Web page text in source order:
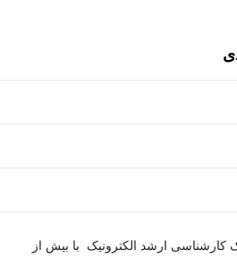
کامپیوتر چگونه آن را اجرا می‌کند.
که ما آن‌ها را به پردازنده یاد
همه برنامه‌نویسانی است که
ارشد الکترونیک با بیش از